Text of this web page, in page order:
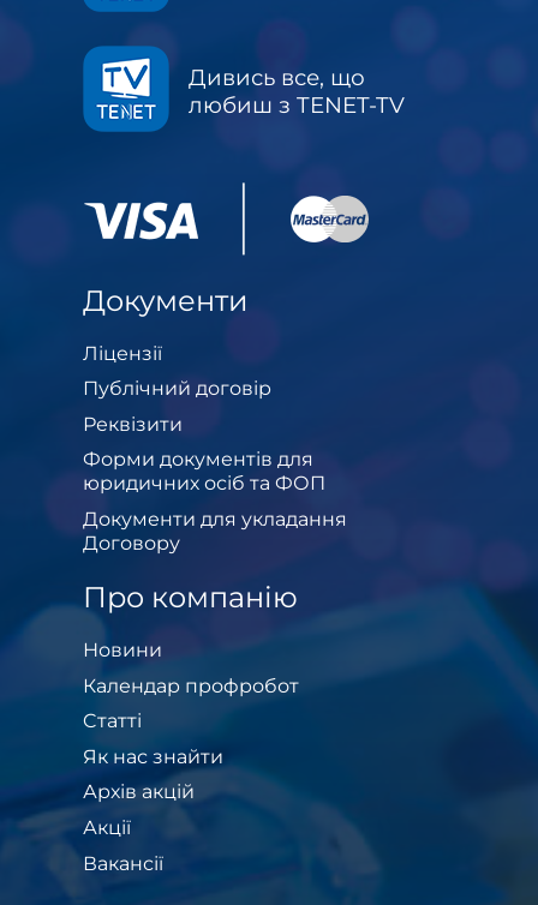
Дивись все, що
любиш з TENET-TV
Документи
Ліцензії
Публічний договір
Реквізити
Форми документів для
юридичних осіб та ФОП
Документи для укладання
Договору
Про компанію
Новини
Календар профробот
Cтатті
Як нас знайти
Архів акцій
Акції
Вакансії